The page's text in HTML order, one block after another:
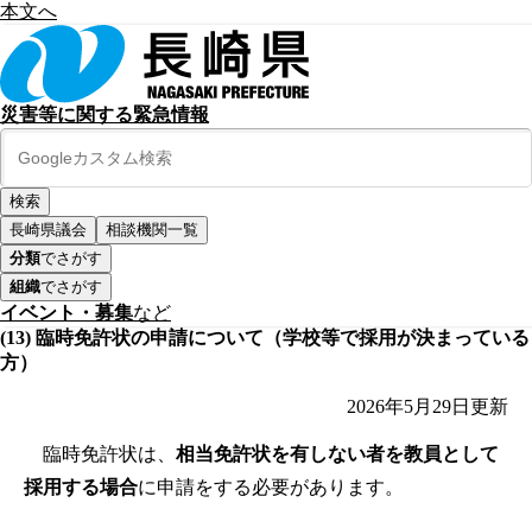
本文へ
災害等に関する緊急情報
長崎県議会
相談機関一覧
分類でさがす
組織でさがす
イベント・募集など
(13) 臨時免許状の申請について（学校等で採用が決まっている
方）
2026年5月29日 更新
臨時免許状は、 相当免許状を有しない者を教員として
採用する場合に申請をする必要があります。